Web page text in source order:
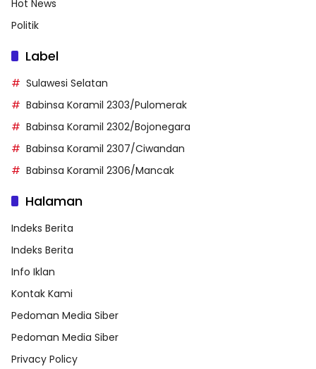
Hot News
Politik
Label
Sulawesi Selatan
Babinsa Koramil 2303/Pulomerak
Babinsa Koramil 2302/Bojonegara
Babinsa Koramil 2307/Ciwandan
Babinsa Koramil 2306/Mancak
Halaman
Indeks Berita
Indeks Berita
Info Iklan
Kontak Kami
Pedoman Media Siber
Pedoman Media Siber
Privacy Policy